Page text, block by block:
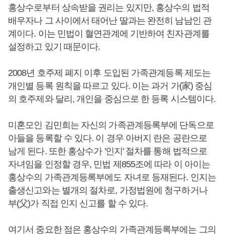
홍상수로부터 상속받을 권리는 있지만, 홍상수의 법적
배우자나 그 사이에서 태어난 딸과는 완전히 남남인 관
계이다. 이는 민법이 혈연관계에 기반하여 친자관계를
설정하고 있기 때문이다.
2008년 호주제 폐지 이후 도입된 가족관계등록 제도는
개인별 등록 원칙을 따르고 있다. 이는 과거 가(家) 중심
의 호주제와 달리, 개인을 중심으로 한 등록 시스템이다.
미혼모인 김민희는 자신의 가족관계등록부에 단독으로
아들을 등록할 수 있다. 이 경우 아버지 란은 공란으로
남게 된다. 또한 홍상수가 '인지' 절차를 통해 법적으로
자녀임을 인정할 경우, 민법 제855조에 따라 이 아이는
홍상수의 가족관계등록부에도 자녀로 등재된다. 인지는
출생신고와는 별개의 절차로, 가정법원에 청구하거나
부(父)가 직접 인지 신고를 할 수 있다.
여기서 중요한 점은 홍상수의 가족관계등록부에는 그의